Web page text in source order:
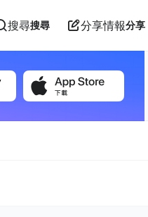
搜尋搜尋 分享情報分享